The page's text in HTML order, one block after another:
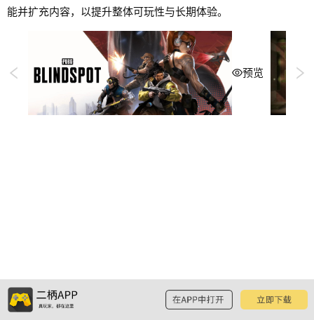
能并扩充内容，以提升整体可玩性与长期体验。
预览